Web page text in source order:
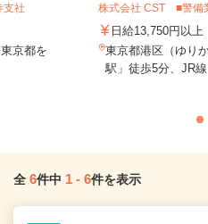
社
京都を
株式会社 CST ■警備
日給13,750円以上
東京都港区（ゆり
駅」徒歩5分、JR線
全 6件中 1 - 6件を表示